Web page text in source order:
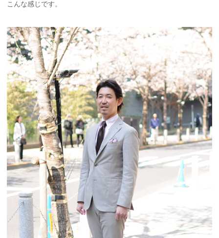
こんな感じです。